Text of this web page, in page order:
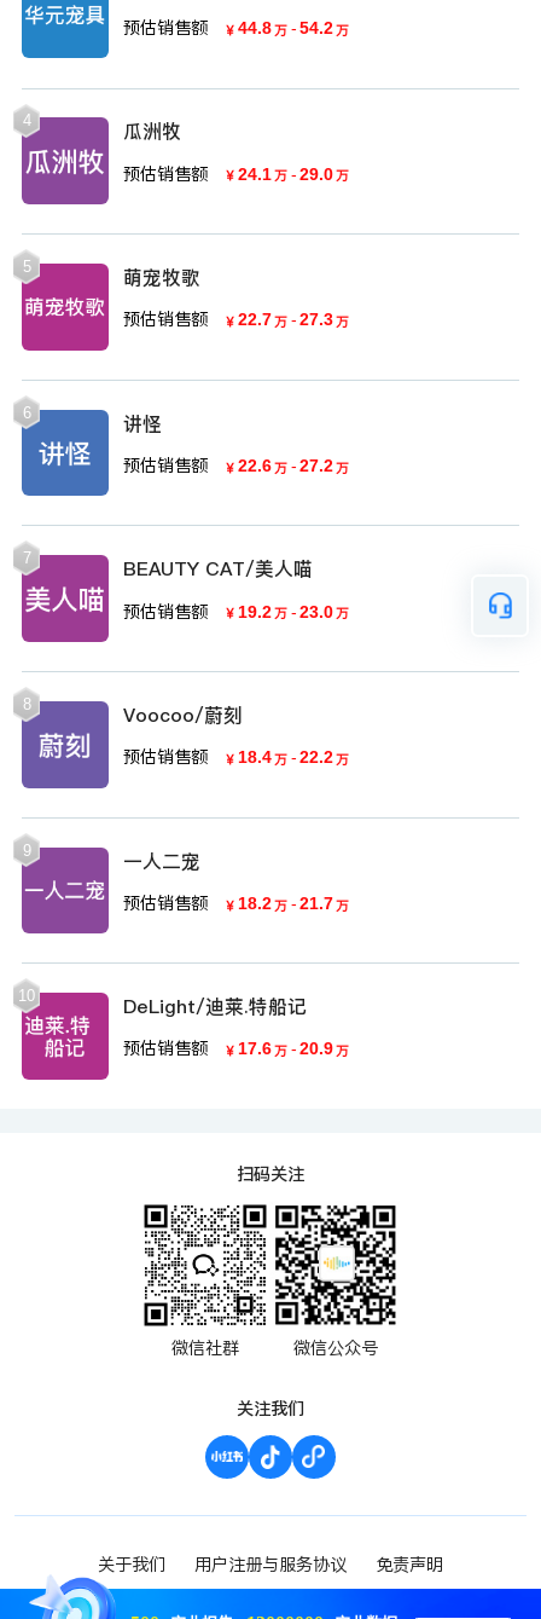
预估销售额 ￥ 44.8万 - 54.2万
4 瓜洲牧
预估销售额 ￥ 24.1万 - 29.0万
5 萌宠牧歌
预估销售额 ￥ 22.7万 - 27.3万
6 讲怪
预估销售额 ￥ 22.6万 - 27.2万
7 BEAUTY CAT/美人喵
预估销售额 ￥ 19.2万 - 23.0万
8 Voocoo/蔚刻
预估销售额 ￥ 18.4万 - 22.2万
9 一人二宠
预估销售额 ￥ 18.2万 - 21.7万
10 DeLight/迪莱.特船记
预估销售额 ￥ 17.6万 - 20.9万
扫码关注
微信社群 微信公众号
关注我们
关于我们 用户注册与服务协议 免责声明